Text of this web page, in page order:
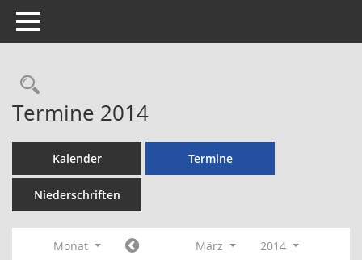
Toggle navigation
Rechercheauswahl
Termine 2014
Kalender Termine
Niederschriften
Monat März
2014